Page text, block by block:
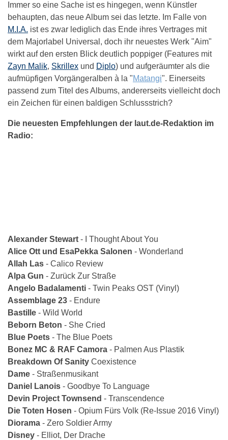
Immer so eine Sache ist es hingegen, wenn Künstler
behaupten, das neue Album sei das letzte. Im Falle von
M.I.A. ist es zwar lediglich das Ende ihres Vertrages mit
dem Majorlabel Universal, doch ihr neuestes Werk "Aim"
wirkt auf den ersten Blick deutlich poppiger (Features mit
Zayn Malik, Skrillex und Diplo) und aufgeräumter als die
aufmüpfigen Vorgängeralben à la "Matangi". Einerseits
passend zum Titel des Albums, andererseits vielleicht doch
ein Zeichen für einen baldigen Schlussstrich?
Die neuesten Empfehlungen der laut.de-Redaktion im
Radio:
Alexander Stewart - I Thought About You
Alice Ott und Esa­Pekka Salonen - Wonderland
Allah Las - Calico Review
Alpa Gun - Zurück Zur Straße
Angelo Badalamenti - Twin Peaks OST (Vinyl)
Assemblage 23 - Endure
Bastille - Wild World
Beborn Beton - She Cried
Blue Poets - The Blue Poets
Bonez MC & RAF Camora - Palmen Aus Plastik
Breakdown Of Sanity ­Coexistence
Dame - Straßenmusikant
Daniel Lanois - Goodbye To Language
Devin Project Townsend - Transcendence
Die Toten Hosen - Opium Fürs Volk (Re-­Issue 2016 Vinyl)
Diorama - Zero Soldier Army
Disney - Elliot, Der Drache